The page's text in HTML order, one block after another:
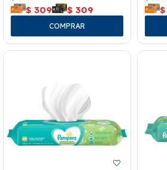
$ 309 $ 309 $